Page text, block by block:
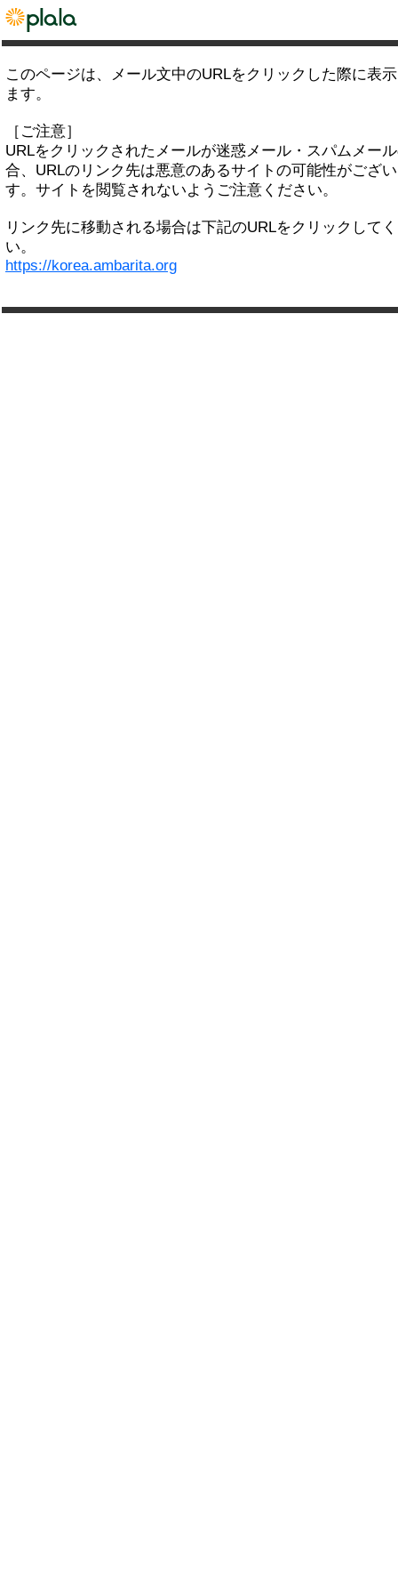
このページは、メール文中のURLをクリックした際に表
ます。
［ご注意］
URLをクリックされたメールが迷惑メール・スパムメー
合、URLのリンク先は悪意のあるサイトの可能性がござ
す。サイトを閲覧されないようご注意ください。
リンク先に移動される場合は下記のURLをクリックして
い。
https://korea.ambarita.org